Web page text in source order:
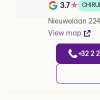
Note de 3.7
3.7★
Nieuwelaan
View map
+32 2